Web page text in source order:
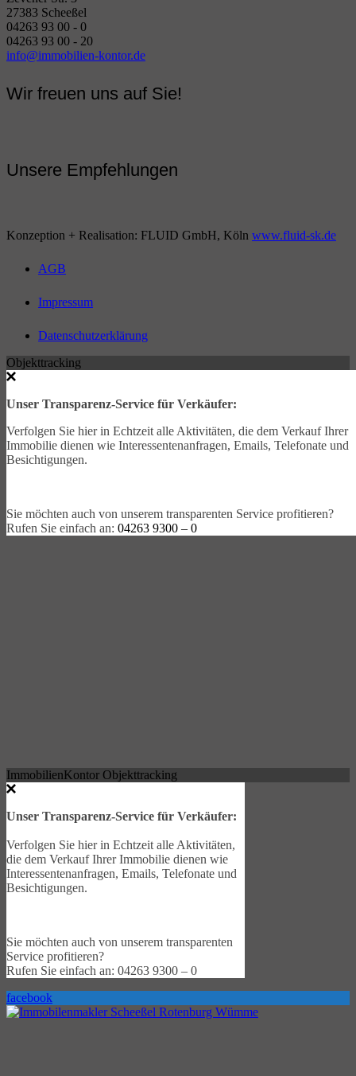
27383 Scheeßel
04263 93 00 - 0
04263 93 00 - 20
info@immobilien-kontor.de
Wir freuen uns auf Sie!
Unsere Empfehlungen
Konzeption + Realisation: FLUID GmbH, Köln www.fluid-sk.de
AGB
Impressum
Datenschutzerklärung
Objekttracking
Unser Transparenz-Service für Verkäufer:
Verfolgen Sie hier in Echtzeit alle Aktivitäten, die dem Verkauf Ihrer
Immobilie dienen wie Interessentenanfragen, Emails, Telefonate und
Besichtigungen.
Sie möchten auch von unserem transparenten Service profitieren?
Rufen Sie einfach an: 04263 9300 – 0
ImmobilienKontor Objekttracking
Unser Transparenz-Service für Verkäufer:
Verfolgen Sie hier in Echtzeit alle Aktivitäten,
die dem Verkauf Ihrer Immobilie dienen wie
Interessentenanfragen, Emails, Telefonate und
Besichtigungen.
Sie möchten auch von unserem transparenten
Service profitieren?
Rufen Sie einfach an: 04263 9300 – 0
facebook